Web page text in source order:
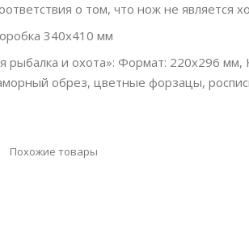
о том, что нож не является
340х410 мм
рыбалка и охота»: Формат: 220х296
обрез, цветные форзацы,
Похожие товары